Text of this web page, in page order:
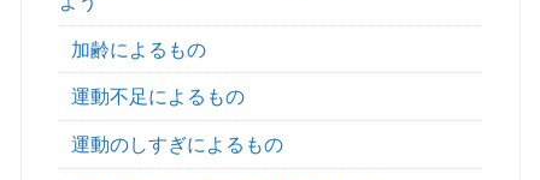
加齢によるもの
運動不足によるもの
運動のしすぎによるもの